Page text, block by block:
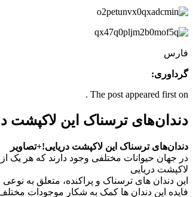
فارس
گرداوری:
The post appeared first on .
دندان‌های ترسناک این لاکپشت
دندان‌های ترسناک این لاکپشت دریایی!+تصاویر
در جهان حیوانات مختلفی وجود دارند که هر یک
لاکپشت دریایی
این دندان های ترسناک و پراکنده، متعلق به
فایده این دندان ها کمک به شکار موجودات